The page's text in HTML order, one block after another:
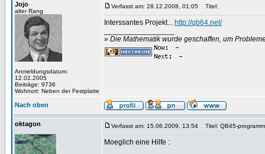
Jojo
alter Rang
Anmeldungsdatum:
12.02.2005
Beiträge: 9736
Wohnort: Neben der Festplatte
Verfasst am: 28.12.2008, 01:05 Titel:
Interssantes Projekt... http://qb64.net/
» Die Mathematik wurde geschaffen, um
Nach oben
oktagon Verfasst am: 15.06.2009, 13:54 Titel: QB45-
Moeglich eine Hilfe :